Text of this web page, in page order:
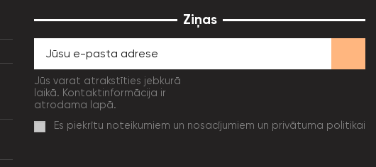
Ziņas
Jūs varat atrakstīties jebkurā
laikā. Kontaktinformācija ir
atrodama lapā.
Es piekrītu noteikumiem un nosacījumiem un privātuma politikai